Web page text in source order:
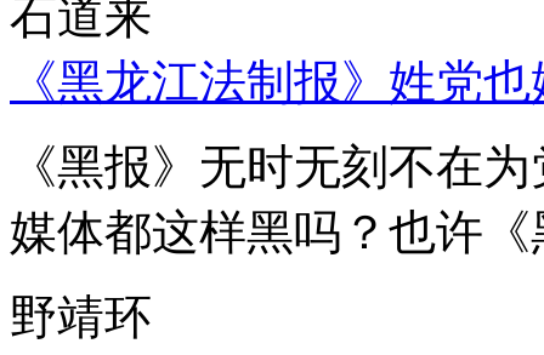
石道来
《黑龙江法制报》姓党
《黑报》无时无刻不在
媒体都这样黑吗？也许
野靖环